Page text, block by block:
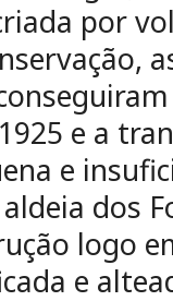
por
e a
e
dos
logo
e